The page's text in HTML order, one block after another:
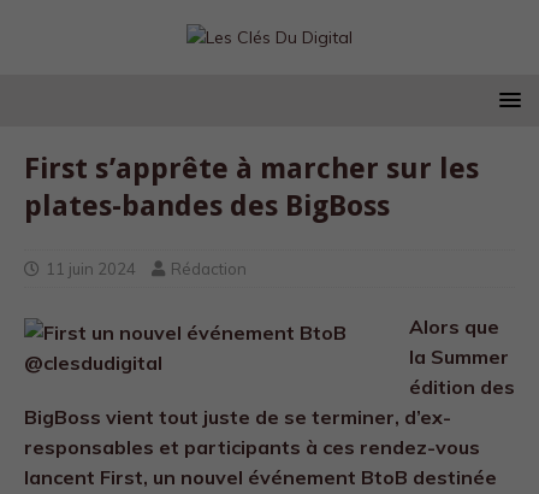
First s’apprête à marcher sur les
plates-bandes des BigBoss
11 juin 2024 Rédaction
Alors que
la Summer
édition des
BigBoss vient tout juste de se terminer, d’ex-
responsables et participants à ces rendez-vous
lancent First, un nouvel événement BtoB destinée